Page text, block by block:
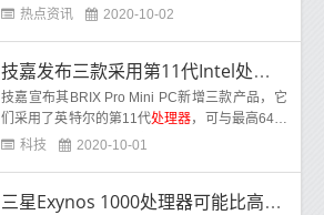
形成为了该镇的话题，但与之相比，今天的发布
热点资讯 2020-10-02
技嘉发布三款采用第11代Intel处理器的BRIX Pro准系统迷你电脑
技嘉宣布其BRIX Pro Mini PC新增三款产品，它
们采用了英特尔的第11代处理器，可与最高64 G
B的RAM配对，最高速度为3200 MHz。BRIX Pr
科技 2020-10-01
三星Exynos 1000处理器可能比高通骁龙875更好